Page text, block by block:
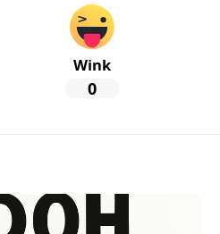
Wink
0